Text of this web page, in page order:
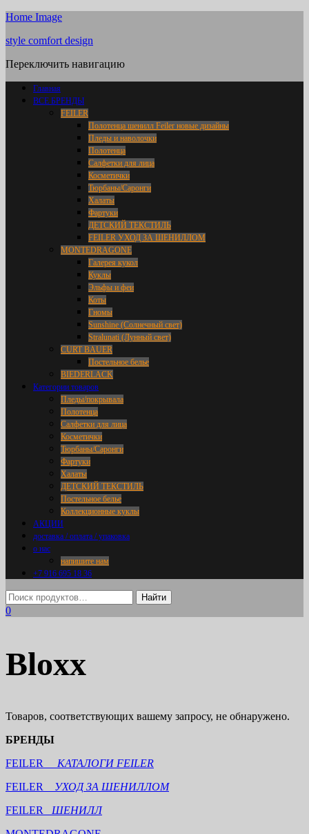
Home Image
style comfort design
Переключить навигацию
Главная
ВСЕ БРЕНДЫ
FEILER
Полотенца шенилл Feiler новые дизайны
Пледы и наволочки
Полотенца
Салфетки для лица
Косметички
Тюрбаны/Саронги
Халаты
Фартуки
ДЕТСКИЙ ТЕКСТИЛЬ
FEILER УХОД ЗА ШЕНИЛЛОМ
MONTEDRAGONE
Галерея кукол
Куклы
Эльфы и феи
Коты
Гномы
Sunshine (Солнечный свет)
Stralunati (Лунный свет)
CURT BAUER
Постельное белье
BIEDERLACK
Категории товаров
Пледы/покрывала
Полотенца
Салфетки для лица
Косметички
Тюрбаны/Саронги
Фартуки
Халаты
ДЕТСКИЙ ТЕКСТИЛЬ
Постельное белье
Коллекционные куклы
АКЦИИ
доставка / оплата / упаковка
о нас
напишите нам
+7 916 695 18 36
0
Bloxx
Товаров, соответствующих вашему запросу, не обнаружено.
БРЕНДЫ
FEILER КАТАЛОГИ FEILER
FEILER
УХОД ЗА ШЕНИЛЛОМ
FEILER ШЕНИЛЛ